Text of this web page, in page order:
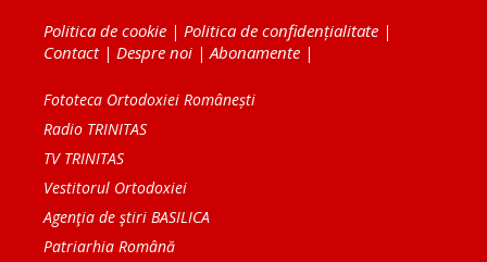
Politica de cookie | Politica de confidențialitate |
Contact| Despre noi | Abonamente |
Fototeca Ortodoxiei Românești
Radio TRINITAS
TV TRINITAS
Vestitorul Ortodoxiei
Agenţia de ştiri BASILICA
Patriarhia Română